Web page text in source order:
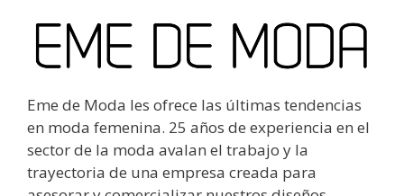
Eme de Moda les ofrece las últimas tendencias
en moda femenina. 25 años de experiencia en el
sector de la moda avalan el trabajo y la
trayectoria de una empresa creada para